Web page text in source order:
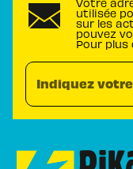
utilisée
sur les
pouvez
Pour plus
Indiquez